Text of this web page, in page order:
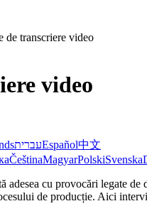
de transcriere video
video
עבריתEspañol中文
ČeštinaMagyarPolskiSvenska
adesea cu provocări legate
de producție. Aici